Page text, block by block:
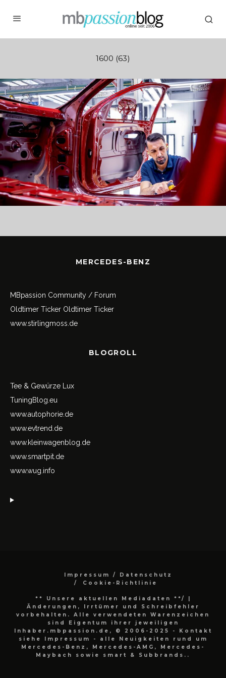
1600 (63)
MERCEDES-BENZ
MBpassion Community / Forum
Oldtimer Ticker Oldtimer Ticker
www.stirlingmoss.de
BLOGROLL
Tee & Gewürze Lux
TuningBlog.eu
www.autophorie.de
www.evtrend.de
www.kleinwagenblog.de
www.smartpit.de
www.wug.info
Impressum / Datenschutz
Cookie-Richtlinie
** Unsere aktuellen Mediadaten **/
|
Änderungen, Irrtümer und Schreibfehler
vorbehalten. Alle verwendeten Warenzeichen
sind Eigentum ihrer jeweiligen
Inhaber.mbpassion.de, © 2006-2025 - Kontakt
siehe Impressum - alle Neuigkeiten rund um
Mercedes-Benz, Mercedes-AMG, Mercedes-
Maybach sowie smart & Subbrands..